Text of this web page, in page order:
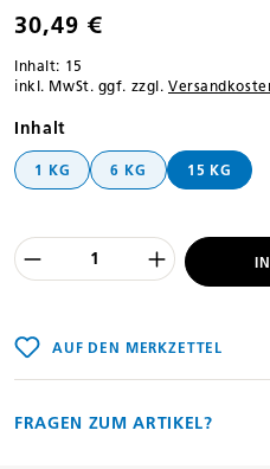
30,49 €
Inhalt: 15
inkl. MwSt. ggf. zzgl.
Inhaltauswählen
1 KG 6 KG 15 KG
Produkt Anzahl
AUF DEN MERKZETTEL
FRAGEN ZUM ARTIKEL?